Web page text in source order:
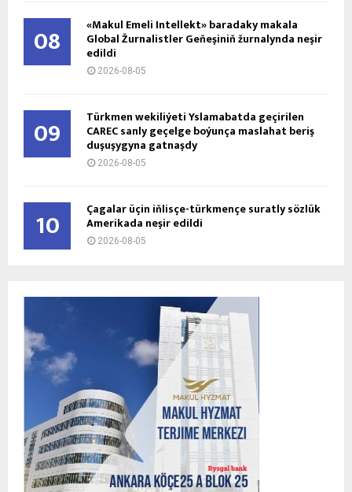
08 «Makul Emeli Intellekt» baradaky makala
Global Žurnalistler Geňeşiniň žurnalynda neşir
edildi
2026-08-05
09 Türkmen wekiliýeti Yslamabatda geçirilen
CAREC sanly geçelge boýunça maslahat beriş
duşuşygyna gatnaşdy
2026-08-05
10 Çagalar üçin iňlisçe-türkmençe suratly sözlük
Amerikada neşir edildi
2026-08-05